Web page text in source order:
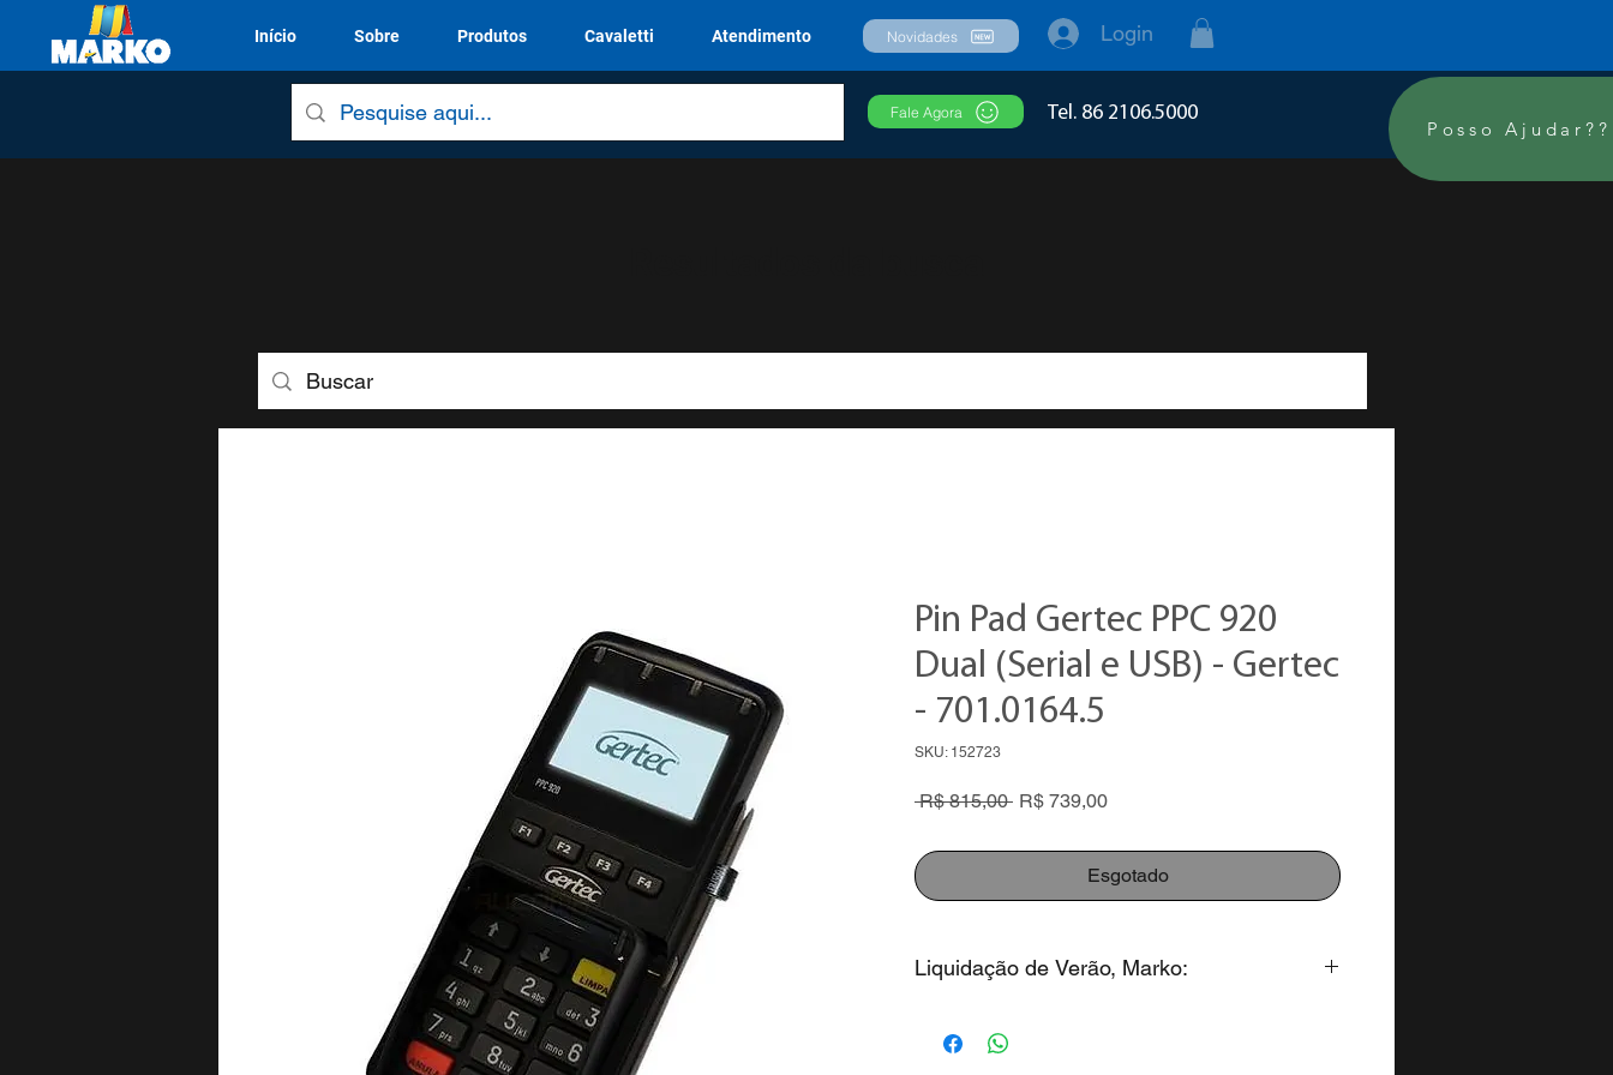
Início Sobre Produtos Cavaletti Atendimento Novidades Login
Fale Agora Tel. 86 2106.5000
Posso Ajudar??
Pin Pad Gertec PPC 920
Dual (Serial e USB) - Gertec
- 701.0164.5
SKU: 152723
R$ 815,00 Preço
R$ 739,00Preço
Esgotado
Liquidação de Verão, Marko:
sem juros